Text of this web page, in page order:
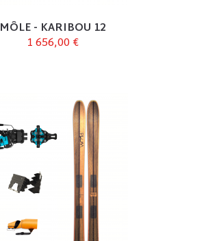
MÔLE - KARIBOU 12
1 656,00 €